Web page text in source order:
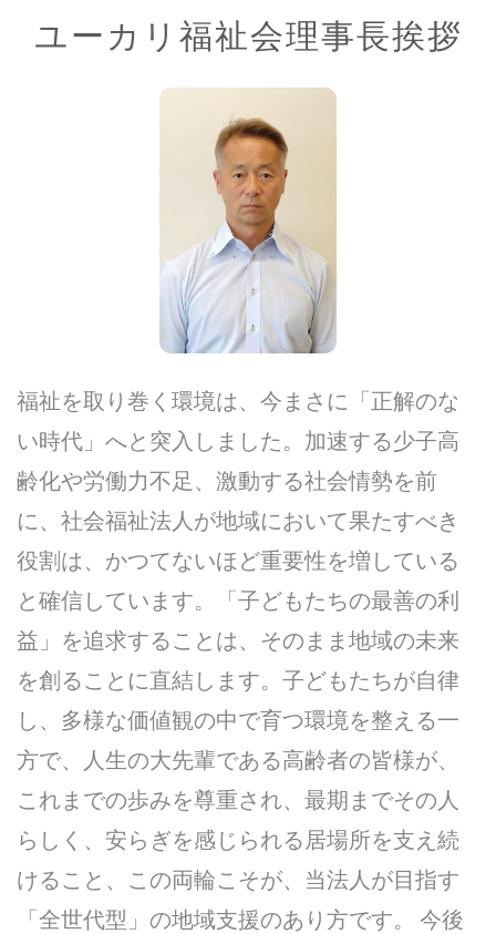
ユーカリ福祉会理事長挨拶
福祉を取り巻く環境は、今まさに「正解のな
い時代」へと突入しました。加速する少子高
齢化や労働力不足、激動する社会情勢を前
に、社会福祉法人が地域において果たすべき
役割は、かつてないほど重要性を増している
と確信しています。「子どもたちの最善の利
益」を追求することは、そのまま地域の未来
を創ることに直結します。子どもたちが自律
し、多様な価値観の中で育つ環境を整える一
方で、人生の大先輩である高齢者の皆様が、
これまでの歩みを尊重され、最期までその人
らしく、安らぎを感じられる居場所を支え続
けること、この両輪こそが、当法人が目指す
「全世代型」の地域支援のあり方です。 今後